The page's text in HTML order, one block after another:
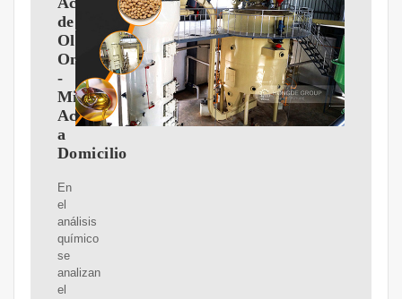
de
Oliva
Online
-
Mi
Aceite
a
Domicilio
En
el
análisis
químico
se
analizan
el